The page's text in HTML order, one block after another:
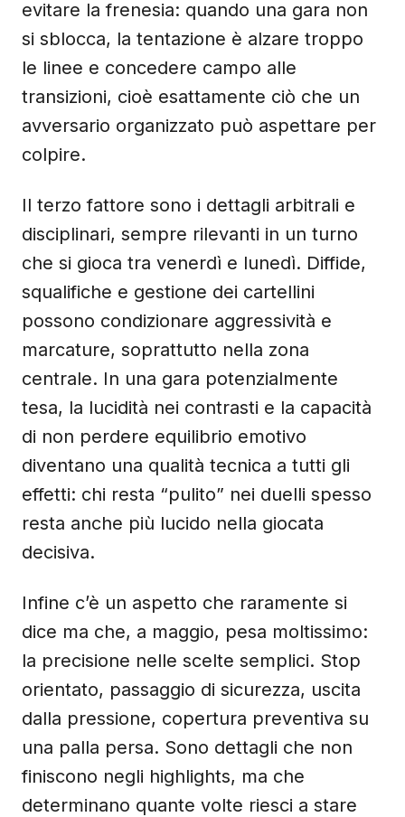
evitare la frenesia: quando una gara non
si sblocca, la tentazione è alzare troppo
le linee e concedere campo alle
transizioni, cioè esattamente ciò che un
avversario organizzato può aspettare per
colpire.
Il terzo fattore sono i dettagli arbitrali e
disciplinari, sempre rilevanti in un turno
che si gioca tra venerdì e lunedì. Diffide,
squalifiche e gestione dei cartellini
possono condizionare aggressività e
marcature, soprattutto nella zona
centrale. In una gara potenzialmente
tesa, la lucidità nei contrasti e la capacità
di non perdere equilibrio emotivo
diventano una qualità tecnica a tutti gli
effetti: chi resta “pulito” nei duelli spesso
resta anche più lucido nella giocata
decisiva.
Infine c’è un aspetto che raramente si
dice ma che, a maggio, pesa moltissimo:
la precisione nelle scelte semplici. Stop
orientato, passaggio di sicurezza, uscita
dalla pressione, copertura preventiva su
una palla persa. Sono dettagli che non
finiscono negli highlights, ma che
determinano quante volte riesci a stare